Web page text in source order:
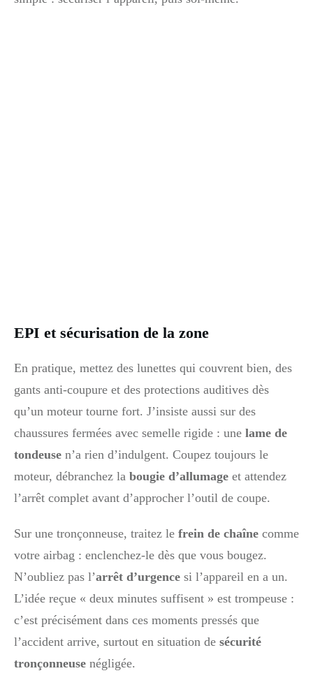
EPI et sécurisation de la zone
En pratique, mettez des lunettes qui couvrent bien, des
gants anti-coupure et des protections auditives dès
qu’un moteur tourne fort. J’insiste aussi sur des
chaussures fermées avec semelle rigide : une lame de
tondeuse n’a rien d’indulgent. Coupez toujours le
moteur, débranchez la bougie d’allumage et attendez
l’arrêt complet avant d’approcher l’outil de coupe.
Sur une tronçonneuse, traitez le frein de chaîne comme
votre airbag : enclenchez-le dès que vous bougez.
N’oubliez pas l’arrêt d’urgence si l’appareil en a un.
L’idée reçue « deux minutes suffisent » est trompeuse :
c’est précisément dans ces moments pressés que
l’accident arrive, surtout en situation de sécurité
tronçonneuse négligée.